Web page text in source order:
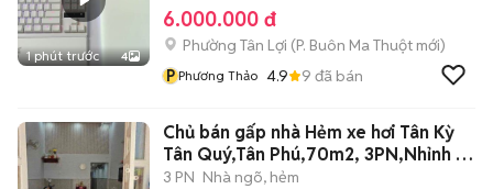
1 phút trước 4
6.000.000 đ
Phường Tân Lợi (P. Buôn Ma Thuột mới)
P Phương Thảo 4.9 9 đã bán
Chủ bán gấp nhà Hẻm xe hơi Tân Kỳ
Tân Quý,Tân Phú,70m2, 3PN,Nhỉnh 5
Tỷ
3 PN Nhà ngõ, hẻm